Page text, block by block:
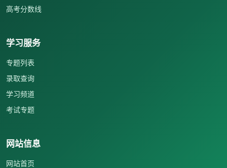
高考分数线
学习服务
专题列表
录取查询
学习频道
考试专题
网站信息
网站首页